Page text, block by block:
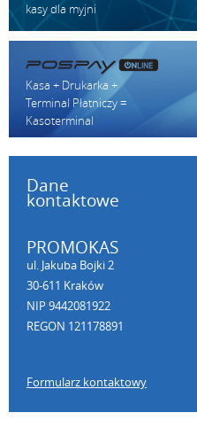
kasy dla myjni
Kasa + Drukarka +
Terminal Płatniczy =
Kasoterminal
Dane
kontaktowe
PROMOKAS
ul. Jakuba Bojki 2
30-611 Kraków
NIP 9442081922
REGON 121178891
Formularz kontaktowy